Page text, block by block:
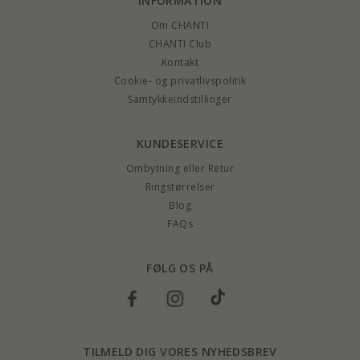
Om CHANTI
CHANTI Club
Kontakt
Cookie- og privatlivspolitik
Samtykkeindstillinger
KUNDESERVICE
Ombytning eller Retur
Ringstørrelser
Blog
FAQs
FØLG OS PÅ
TILMELD DIG VORES NYHEDSBREV